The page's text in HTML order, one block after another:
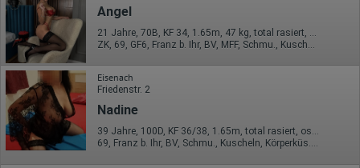
vorgeschrieben wird oder, soweit Dritte diese Daten im Auftrag
von Google verarbeiten. Die IP-Adresse der Nutzer wird von
Google innerhalb von Mitgliedstaaten der Europäischen Union
oder in anderen Vertragsstaaten des Abkommens über den
Europäischen Wirtschaftsraum gekürzt, dies bedeutet, dass alle
Daten anonym erhoben werden. Nur in Ausnahmefällen wird die
volle IP-Adresse an einen Server von Google in den USA
übertragen und dort gekürzt. Die von dem Browser des Nutzers
übermittelte IP-Adresse wird nicht mit anderen Daten von Google
zusammengeführt.
Erhobene Informationen zum Besucherverhalten sind folgende:
Angel
ZK, 69, GF6, Franz b. Ihr, BV, MFF, Schmu., Kuscheln
Eisenach
Friedenstr. 2
Nadine
39 Jahre, 100D, KF 36/38, 1.65m, total rasiert, osteuropäisch
69, Franz b. Ihr, BV, Schmu., Kuscheln, Körperküs., DSp, KBp